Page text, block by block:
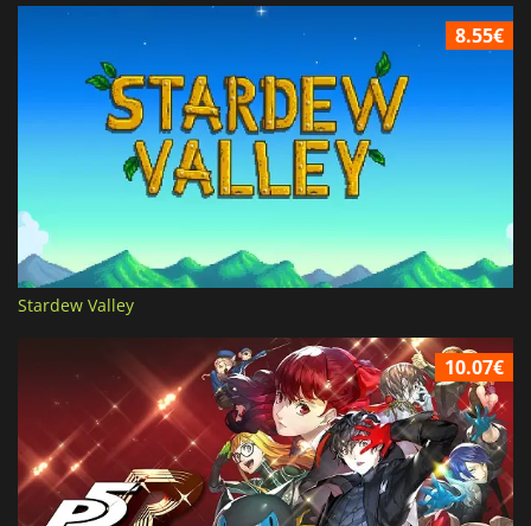
8.55€
Stardew Valley
10.07€